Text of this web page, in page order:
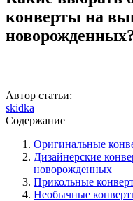
конверты на
Автор статьи:
skidka
Содержание
Оригинальные
Дизайнерские
новорожденных
Прикольные
Необычные